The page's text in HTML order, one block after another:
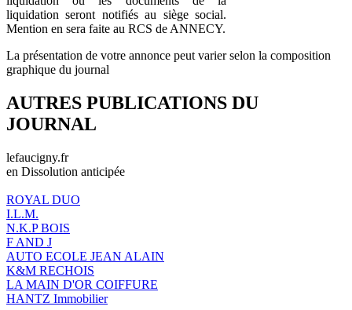
liquidation seront notifiés au siège social.
Mention en sera faite au RCS de ANNECY.
La présentation de votre annonce peut varier selon la composition
graphique du journal
AUTRES PUBLICATIONS DU
JOURNAL
lefaucigny.fr
en Dissolution anticipée
ROYAL DUO
I.L.M.
N.K.P BOIS
F AND J
AUTO ECOLE JEAN ALAIN
K&M RECHOIS
LA MAIN D'OR COIFFURE
HANTZ Immobilier